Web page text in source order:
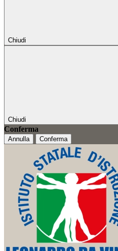
Chiudi
Chiudi
Conferma
Annulla Conferma